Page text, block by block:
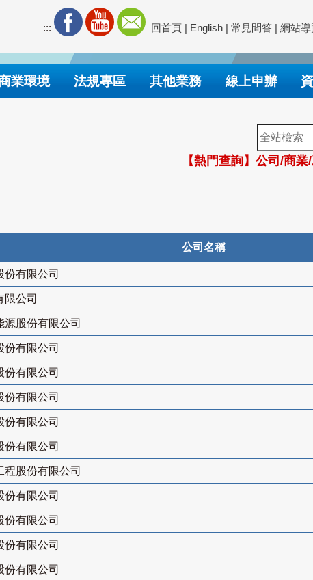
::: 回首頁 | English | 常見問答 | 網站導
業環境 法規專區 其他業務 線上申辦
全
站
檢
索
【熱門查詢】公司/商
公司名稱
份有限公司
限公司
源股份有限公司
份有限公司
份有限公司
份有限公司
份有限公司
份有限公司
程股份有限公司
份有限公司
份有限公司
份有限公司
份有限公司